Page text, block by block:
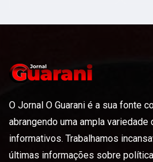
O Jornal O Guarani é a sua fonte
abrangendo uma ampla
informativos. Trabalhamos
últimas informações sobre